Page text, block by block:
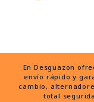
En Desguazon
envío rápido y
cambio,
total